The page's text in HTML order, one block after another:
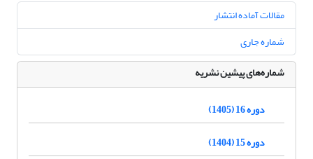
مقالات آماده انتشار
شماره جاری
شماره‌های پیشین نشریه
دوره 16 (1405)
دوره 15 (1404)